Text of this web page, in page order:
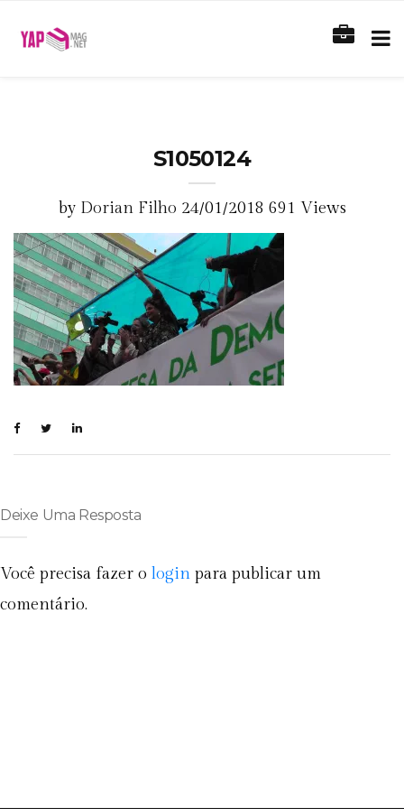
S1050124
by Dorian Filho 24/01/2018 691 Views
Deixe Uma Resposta
Você precisa fazer o login para publicar um
comentário.